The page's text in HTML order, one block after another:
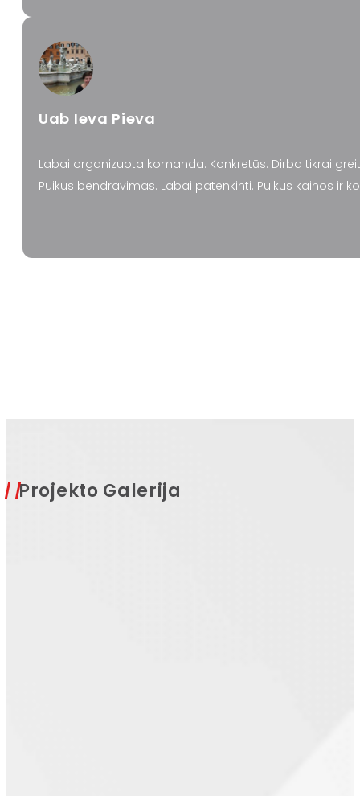
Uab Ieva Pieva
Labai organizuota komanda. Konkretūs. Dirba tikrai
Puikus bendravimas. Labai patenkinti. Puikus kainos ir
Projekto Galerija